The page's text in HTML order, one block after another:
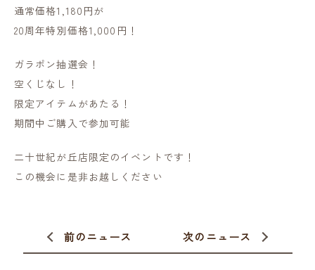
通常価格1,180円が
20周年特別価格1,000円！
ガラポン抽選会！
空くじなし！
限定アイテムがあたる！
期間中ご購入で参加可能
二十世紀が丘店限定のイベントです！
この機会に是非お越しください
前のニュース 次のニュース